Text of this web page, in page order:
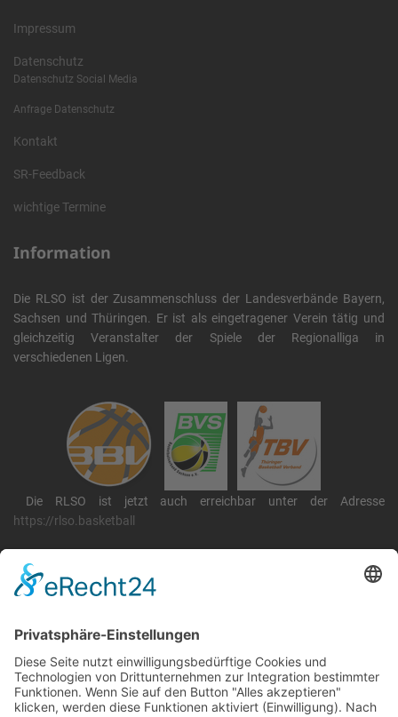
Impressum
Datenschutz
Datenschutz Social Media
Anfrage Datenschutz
Kontakt
SR-Feedback
wichtige Termine
Information
Die RLSO ist der Zusammenschluss der Landesverbände Bayern,
Sachsen und Thüringen. Er ist als eingetragener Verein tätig und
gleichzeitig Veranstalter der Spiele der Regionalliga in
verschiedenen Ligen.
Die RLSO ist jetzt auch erreichbar unter der Adresse
https://rlso.basketball
RLSO Minikalender